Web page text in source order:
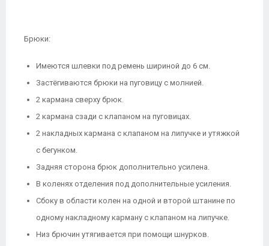
Брюки:
Имеются шлевки под ремень шириной до 6 см.
Застёгиваются брюки на пуговицу с молнией.
2 кармана сверху брюк.
2 кармана сзади с клапаном на пуговицах.
2 накладных кармана с клапаном на липучке и утяжкой
с бегунком.
Задняя сторона брюк дополнительно усилена.
В коленях отделения под дополнительные усиления.
Сбоку в области колен на одной и второй штанине по
одному накладному карману с клапаном на липучке.
Низ брючин утягивается при помощи шнурков.